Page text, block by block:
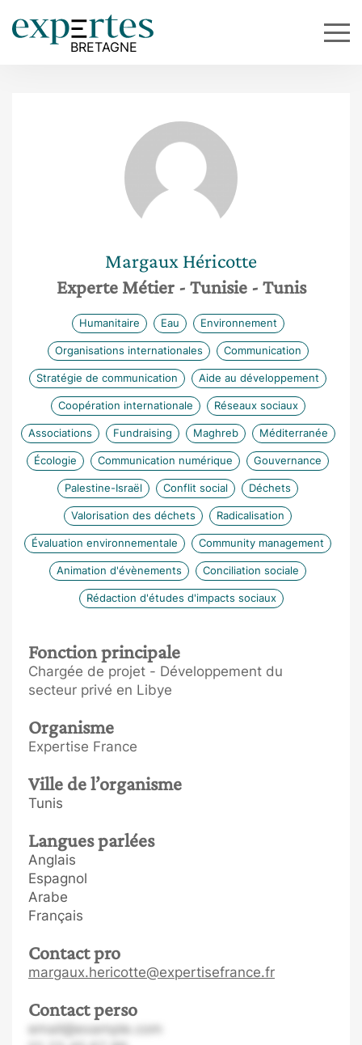
Margaux Héricotte
Experte Métier - Tunisie - Tunis
Humanitaire Eau Environnement
Organisations internationales Communication
Stratégie de communication Aide au développement
Coopération internationale Réseaux sociaux
Associations Fundraising Maghreb Méditerranée
Écologie Communication numérique Gouvernance
Palestine-Israël Conflit social Déchets
Valorisation des déchets Radicalisation
Évaluation environnementale Community management
Animation d'évènements Conciliation sociale
Rédaction d'études d'impacts sociaux
Fonction principale
Chargée de projet - Développement du
secteur privé en Libye
Organisme
Expertise France
Ville de l’organisme
Tunis
Langues parlées
Anglais
Espagnol
Arabe
Français
Contact pro
margaux.hericotte@expertisefrance.fr
Contact perso
email@example.com